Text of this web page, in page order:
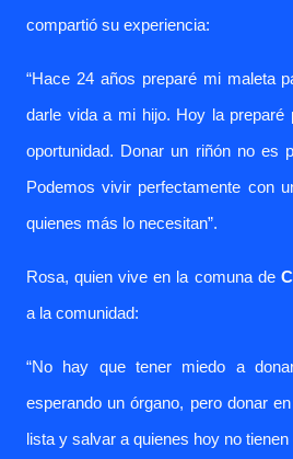
compartió su experiencia:
“Hace 24 años preparé mi maleta
darle vida a mi hijo. Hoy la preparé
oportunidad. Donar un riñón no es
Podemos vivir perfectamente con
quienes más lo necesitan”.
Rosa, quien vive en la comuna de
a la comunidad:
“No hay que tener miedo a
esperando un órgano, pero donar
lista y salvar a quienes hoy no tienen